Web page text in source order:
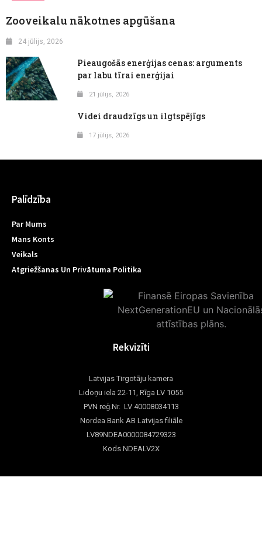
Zooveikalu nākotnes apgūšana
24 jūlijs, 2026
Pieaugošās enerģijas cenas: arguments
par labu tīrai enerģijai
21 jūlijs, 2026
Videi draudzīgs un ilgtspējīgs
17 jūlijs, 2026
Palīdzība
Par Mums
Mans Konts
Veikals
Atgriežšanas Un Privātuma Politika
Rekvizīti
Latvijas Tirgotāju kamera
Lidoņu iela 22-11, Rīga LV 1055
PVN reģ.Nr. LV 40008034113
Nordea Bank AB Latvijas filiāle
LV89NDEA0000084729323
Kods NDEALV2X